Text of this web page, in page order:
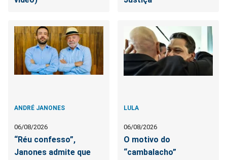
ANDRÉ JANONES
06/08/2026
“Réu confesso”,
Janones admite que
LULA
06/08/2026
O motivo do
“cambalacho”